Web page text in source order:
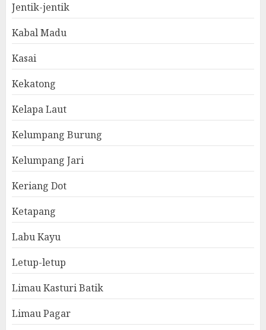
Jentik-jentik
Kabal Madu
Kasai
Kekatong
Kelapa Laut
Kelumpang Burung
Kelumpang Jari
Keriang Dot
Ketapang
Labu Kayu
Letup-letup
Limau Kasturi Batik
Limau Pagar